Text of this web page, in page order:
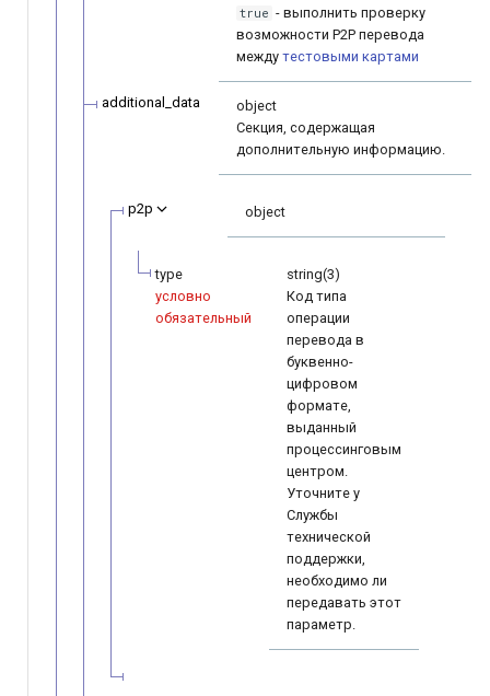
true - выполнить проверку
возможности P2P перевода
между тестовыми картами
additional_data
object
Секция, содержащая
дополнительную информацию.
p2p object
type
условно
обязательный
string(3)
Код типа
операции
перевода в
буквенно-
цифровом
формате,
выданный
процессинговым
центром.
Уточните у
Службы
технической
поддержки,
необходимо ли
передавать этот
параметр.